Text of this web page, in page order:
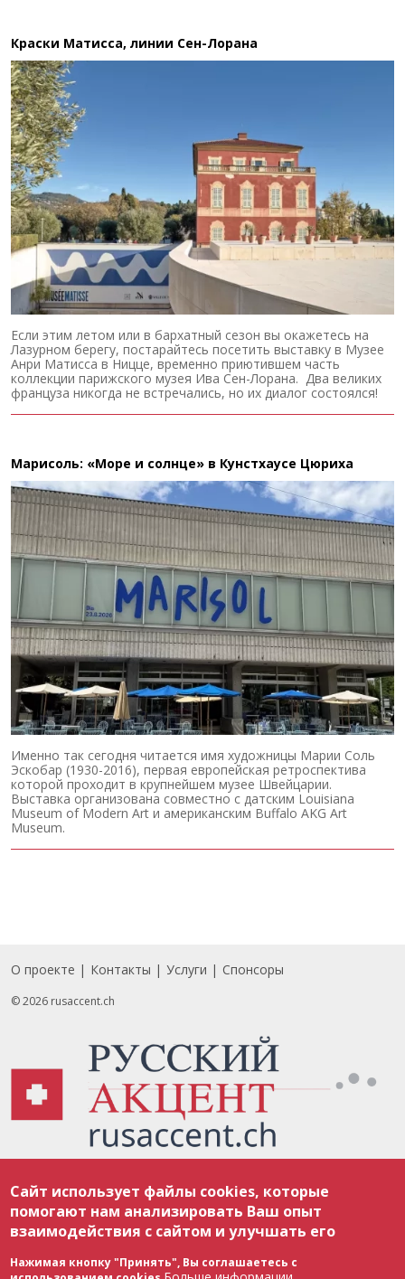
Краски Матисса, линии Сен-Лорана
Если этим летом или в бархатный сезон вы окажетесь на
Лазурном берегу, постарайтесь посетить выставку в Музее
Анри Матисса в Ницце, временно приютившем часть
коллекции парижского музея Ива Сен-Лорана. Два великих
француза никогда не встречались, но их диалог состоялся!
Марисоль: «Море и солнце» в Кунстхаусе Цюриха
Именно так сегодня читается имя художницы Марии Соль
Эскобар (1930-2016), первая европейская ретроспектива
которой проходит в крупнейшем музее Швейцарии.
Выставка организована совместно с датским Louisiana
Museum of Modern Art и американским Buffalo AKG Art
Museum.
Footer
О проекте Контакты Услуги Спонсоры
© 2026 rusaccent.ch
соответствии с законодательством Швейцарии об авторском праве и
международными соглашениями. Полное или частичное использование
материалов возможно только с разрешения редакции. В случае полного
или частичного воспроизведения материалов сайта rusaccent.ch,
ОБЯЗАТЕЛЬНА АКТИВНАЯ ГИПЕРССЫЛКА на конкретный заимствованный
текст. Фотоизображения, размещенные редакцией rusaccent.ch, являются
ее исключительной собственностью. Полное или частичное
Сайт использует файлы cookies, которые
помогают нам анализировать Ваш опыт
взаимодействия с сайтом и улучшать его
Нажимая кнопку "Принять", Вы соглашаетесь с